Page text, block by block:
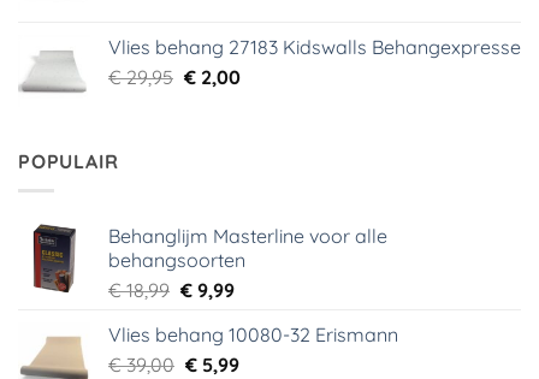
€ 29,95.€ 5,99.
Vlies behang 27183 Kidswalls Behangexpresse
€29,95 Oorspronkelijke
€2,00Huidige
POPULAIR
Behanglijm Masterline voor alle
behangsoorten
€18,99 Oorspronkelijke
was:
€ 18,99.
€9,99Huidige
is:
€ 9,99.
Vlies behang 10080-32 Erismann
€39,00 Oorspronkelijke
€5,99Huidige